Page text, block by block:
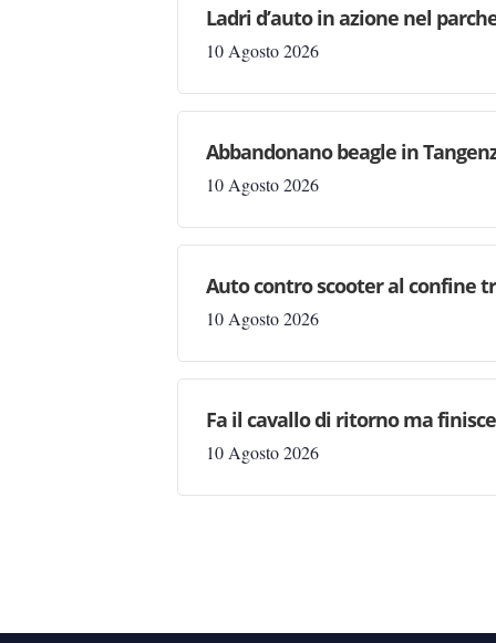
Ladri d’auto in azione nel
10 Agosto 2026
Abbandonano beagle in
10 Agosto 2026
Auto contro scooter al confine
10 Agosto 2026
Fa il cavallo di ritorno ma
10 Agosto 2026